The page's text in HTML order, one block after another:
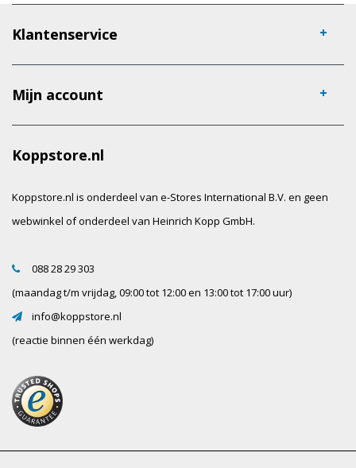
Klantenservice
Mijn account
Koppstore.nl
Koppstore.nl is onderdeel van e-Stores International B.V. en geen
webwinkel of onderdeel van Heinrich Kopp GmbH.
088 28 29 303
(maandag t/m vrijdag, 09:00 tot 12:00 en 13:00 tot 17:00 uur)
info@koppstore.nl
(reactie binnen één werkdag)